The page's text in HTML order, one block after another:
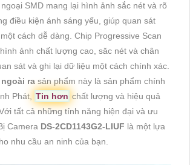
SMD mang lại hình ảnh sắc nét và rõ
điều kiện ánh sáng yếu, giúp quan sát
cách dễ dàng. Chip Progressive Scan
ảnh chất lượng cao, săc nét và chân
sát và ghi lại dữ liệu một cách chính xác.
ra sản phẩm này là sản phẩm chính
Phát, Tin hơn chất lượng và hiệu quả
tất cả những tính năng hiện đại và ưu
Camera DS-2CD1143G2-LIUF là một lựa
nhu cầu an ninh của bạn.